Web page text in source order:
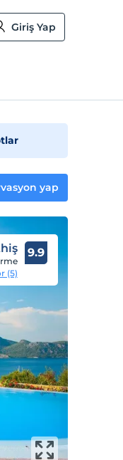
Giriş Yap
yap
(5)
9.9